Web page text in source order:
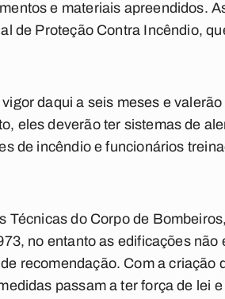
e materiais apreendidos.
de Proteção Contra Incêndio,
daqui a seis meses e
eles deverão ter sistemas de
de incêndio e funcionários
Técnicas do Corpo de
no entanto as edificações
recomendação. Com a
passam a ter força de lei